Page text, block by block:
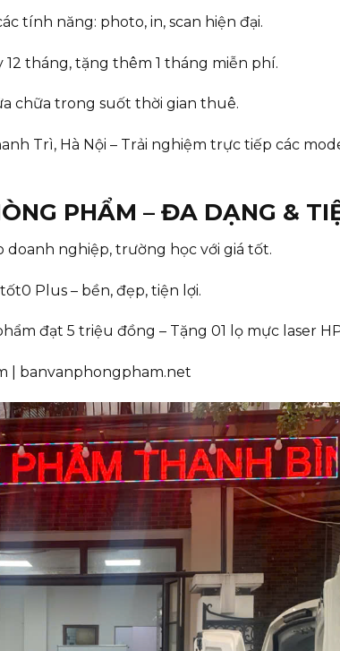
tính năng: photo, in, scan hiện đại.
12 tháng, tặng thêm 1 tháng miễn phí.
chữa trong suốt thời gian thuê.
Trì, Hà Nội – Trải nghiệm trực tiếp các
PHẨM – ĐA DẠNG &
doanh nghiệp, trường học với giá tốt.
Plus – bền, đẹp, tiện lợi.
đạt 5 triệu đồng – Tặng 01 lọ mực laser
| banvanphongpham.net